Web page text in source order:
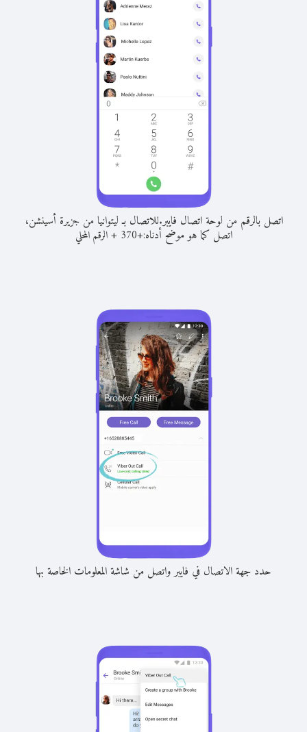
اتصل بالرقم من لوحة اتصال فايبر.للاتصال بـ ليتوانيا من جزيرة أسينشن،
اتصل كما هو موضح أدناه:+
370
+الرقم المحلي
حدد جهة الاتصال في فايبر واتصل من شاشة المعلومات الخاصة بها